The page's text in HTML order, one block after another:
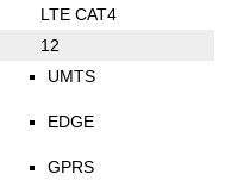
LTE CAT4
12
UMTS
EDGE
GPRS